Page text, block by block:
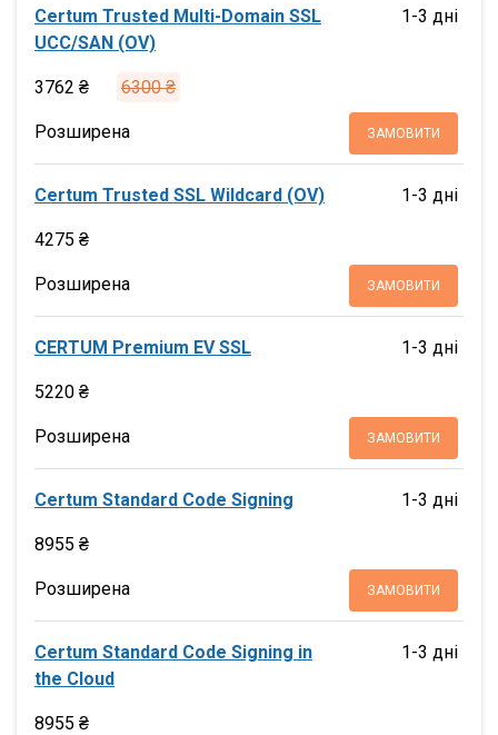
Certum Trusted Multi-Domain SSL
UCC/SAN (OV)
3762 ₴ 6300 ₴
1-3 дні
Розширена ЗАМОВИТИ
Certum Trusted SSL Wildcard (OV)
4275 ₴
1-3 дні
Розширена ЗАМОВИТИ
CERTUM Premium EV SSL
5220 ₴
1-3 дні
Розширена ЗАМОВИТИ
Certum Standard Code Signing
8955 ₴
1-3 дні
Розширена ЗАМОВИТИ
Certum Standard Code Signing in
the Cloud
8955 ₴
1-3 дні